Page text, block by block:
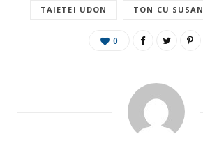
TAIETEI UDON TON CU SUSAN
0